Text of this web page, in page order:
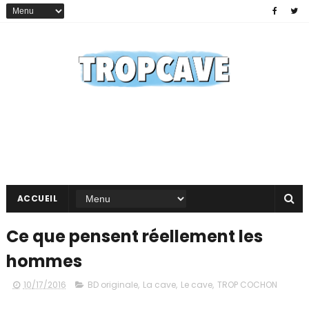
ACCUEIL
Ce que pensent réellement les
hommes
10/17/2016 BD originale, La cave, Le cave, TROP COCHON